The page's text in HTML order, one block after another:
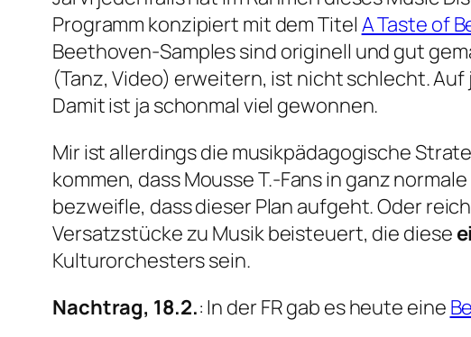
Programm konzipiert mit dem Titel A Taste of
Beethoven-Samples sind originell und gut
(Tanz, Video) erweitern, ist nicht schlecht. Auf
Damit ist ja schonmal viel gewonnen.
Mir ist allerdings die musikpädagogische
kommen, dass Mousse T.-Fans in ganz
bezweifle, dass dieser Plan aufgeht. Oder
Versatzstücke zu Musik beisteuert, die diese
Kulturorchesters sein.
Nachtrag, 18.2.: In der FR gab es heute eine